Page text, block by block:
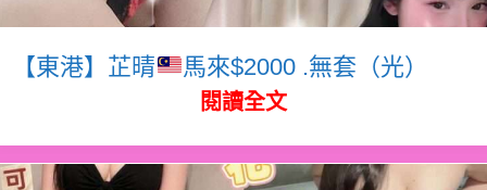
【東港】芷晴 馬來$2000 .無套（光）
閱讀全文